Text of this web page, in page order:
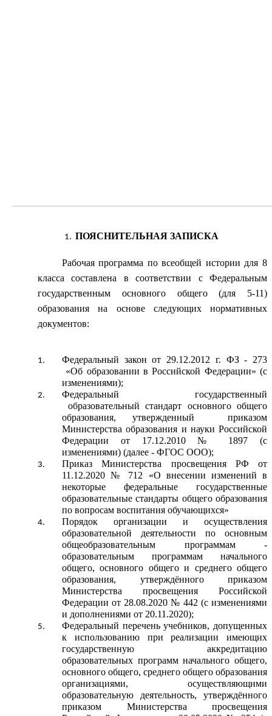
ПОЯСНИТЕЛЬНАЯ ЗАПИСКА
Рабочая программа по всеобщей истории для 8
класса составлена в соответствии с Федеральным
государственным основного общего (для 5-11)
образования на основе следующих нормативных
документов:
Федеральный закон от 29.12.2012 г. ФЗ - 273
«Об образовании в Российской Федерации» (с
изменениями);
Федеральный государственный
образовательный стандарт основного общего
образования, утвержденный приказом
Министерства образования и науки Российской
Федерации от 17.12.2010 № 1897 (с
изменениями) (далее - ФГОС ООО);
Приказ Министерства просвещения РФ от
11.12.2020 № 712 «О внесении изменений в
некоторые федеральные государственные
образовательные стандарты общего образования
по вопросам воспитания обучающихся»
Порядок организации и осуществления
образовательной деятельности по основным
общеобразовательным программам -
образовательным программам начального
общего, основного общего и среднего общего
образования, утверждённого приказом
Министерства просвещения Российской
Федерации от 28.08.2020 № 442 (с изменениями
и дополнениями от 20.11.2020);
Федеральный перечень учебников, допущенных
к использованию при реализации имеющих
государственную аккредитацию
образовательных программ начального общего,
основного общего, среднего общего образования
организациями, осуществляющими
образовательную деятельность, утверждённого
приказом Министерства просвещения